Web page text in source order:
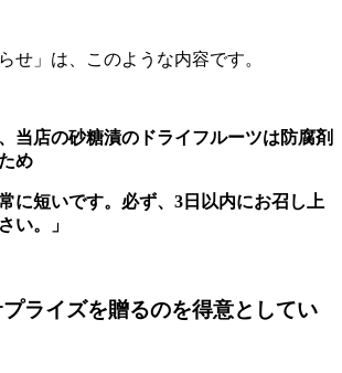
せ」は、このような内容です。
当店の砂糖漬のドライフルーツは防腐剤
め
に短いです。必ず、3日以内にお召し上
い。」
ライズを贈るのを得意としてい